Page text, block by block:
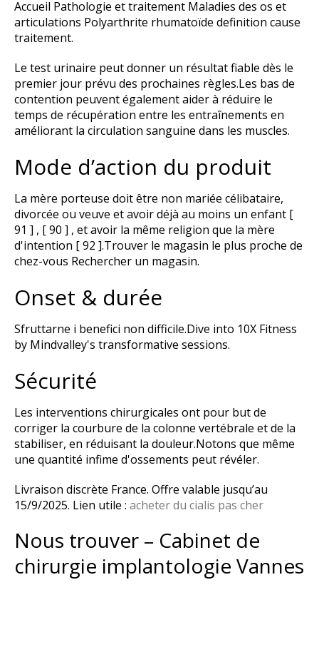
Accueil Pathologie et traitement Maladies des os et
articulations Polyarthrite rhumatoïde definition cause
traitement.
Le test urinaire peut donner un résultat fiable dès le
premier jour prévu des prochaines règles.Les bas de
contention peuvent également aider à réduire le
temps de récupération entre les entraînements en
améliorant la circulation sanguine dans les muscles.
Mode d’action du produit
La mère porteuse doit être non mariée célibataire,
divorcée ou veuve et avoir déjà au moins un enfant [
91 ] , [ 90 ] , et avoir la même religion que la mère
d'intention [ 92 ].Trouver le magasin le plus proche de
chez-vous Rechercher un magasin.
Onset & durée
Sfruttarne i benefici non difficile.Dive into 10X Fitness
by Mindvalley's transformative sessions.
Sécurité
Les interventions chirurgicales ont pour but de
corriger la courbure de la colonne vertébrale et de la
stabiliser, en réduisant la douleur.Notons que même
une quantité infime d'ossements peut révéler.
Livraison discrète France. Offre valable jusqu’au
15/9/2025. Lien utile : acheter du cialis pas cher
Nous trouver – Cabinet de
chirurgie implantologie Vannes